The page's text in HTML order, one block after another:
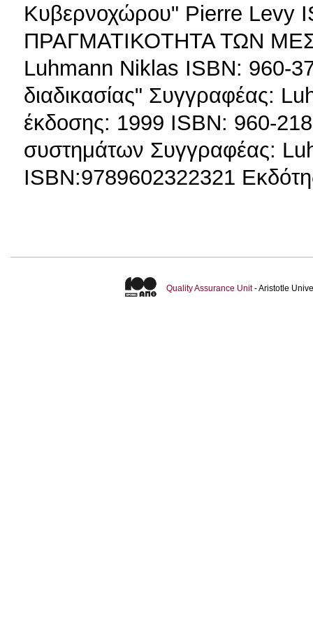
Κυβερνοχώρου" Pierre Levy
ΠΡΑΓΜΑΤΙΚΟΤΗΤΑ ΤΩΝ
Luhmann Niklas ISBN: 960-
διαδικασίας" Συγγραφέας:
έκδοσης: 1999 ISBN: 960-
συστημάτων Συγγραφέας:
ISBN:9789602322321
Quality Assurance Unit- Aristotle